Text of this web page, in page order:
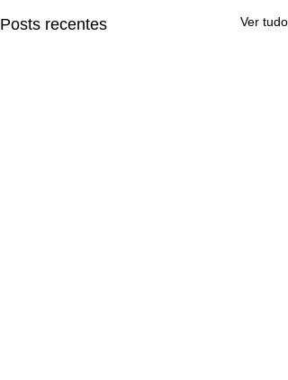
Posts recentes Ver tudo